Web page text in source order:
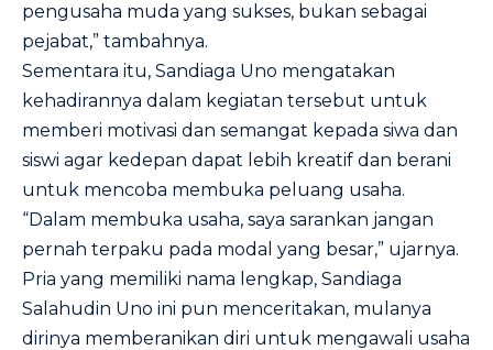
pengusaha muda yang sukses, bukan sebagai
pejabat,” tambahnya.
Sementara itu, Sandiaga Uno mengatakan
kehadirannya dalam kegiatan tersebut untuk
memberi motivasi dan semangat kepada siwa dan
siswi agar kedepan dapat lebih kreatif dan berani
untuk mencoba membuka peluang usaha.
“Dalam membuka usaha, saya sarankan jangan
pernah terpaku pada modal yang besar,” ujarnya.
Pria yang memiliki nama lengkap, Sandiaga
Salahudin Uno ini pun menceritakan, mulanya
dirinya memberanikan diri untuk mengawali usaha